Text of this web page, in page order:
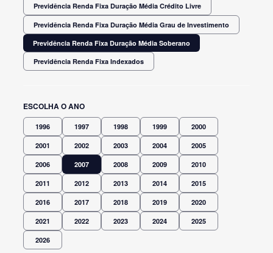
Previdência Renda Fixa Duração Média Crédito Livre
Previdência Renda Fixa Duração Média Grau de Investimento
Previdência Renda Fixa Duração Média Soberano
Previdência Renda Fixa Indexados
ESCOLHA O ANO
1996 1997 1998 1999 2000
2001 2002 2003 2004 2005
2006 2007 2008 2009 2010
2011 2012 2013 2014 2015
2016 2017 2018 2019 2020
2021 2022 2023 2024 2025
2026